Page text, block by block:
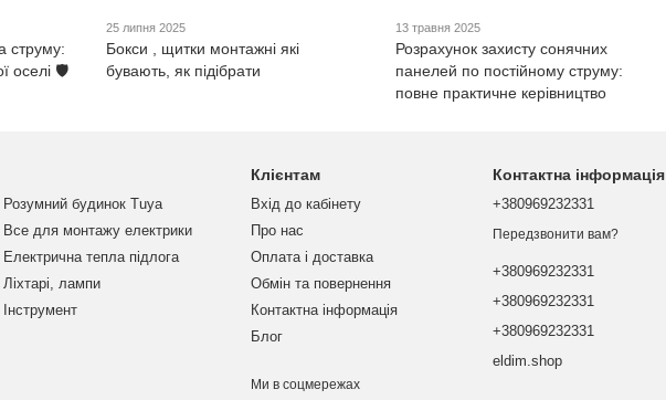
струму:
оселі 🛡️
25 липня 2025
Бокси , щитки монтажні які
бувають, як підібрати
13 травня 2025
Розрахунок захисту сонячних
панелей по постійному струму:
повне практичне керівництво
Розумний будинок Tuya
Все для монтажу електрики
Електрична тепла підлога
Ліхтарі, лампи
Інструмент
Клієнтам
Вхід до кабінету
Про нас
Оплата і доставка
Обмін та повернення
Контактна інформація
Блог
Ми в соцмережах
Контактна інформація
+380969232331
Передзвонити вам?
+380969232331
+380969232331
+380969232331
eldim.shop